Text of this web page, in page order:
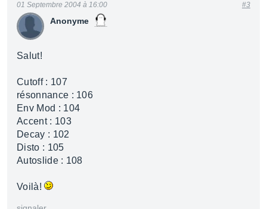
Anonyme
01 Septembre 2004 à 16:00 #3
Salut!
Cutoff : 107
résonnance : 106
Env Mod : 104
Accent : 103
Decay : 102
Disto : 105
Autoslide : 108
Voilà!